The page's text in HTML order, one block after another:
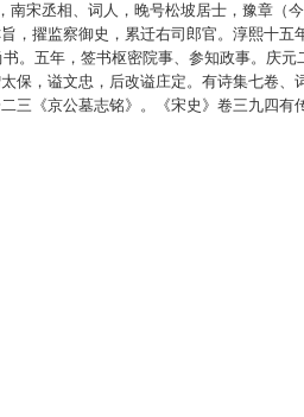
宋丞相、词人，晚号松坡居士，豫章（
，擢监察御史，累迁右司郎官。淳熙十
。五年，签书枢密院事、参知政事。庆
保，谥文忠，后改谥庄定。有诗集七卷
三《京公墓志铭》。《宋史》卷三九四有